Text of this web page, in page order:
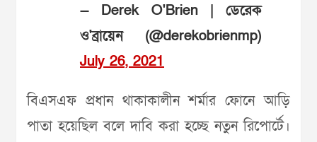
— Derek O'Brien | ডেরেক
ও'ব্রায়েন (@derekobrienmp)
July 26, 2021
বিএসএফ প্রধান থাকাকালীন শর্মার ফোনে আড়ি
পাতা হয়েছিল বলে দাবি করা হচ্ছে নতুন রিপোর্টে।